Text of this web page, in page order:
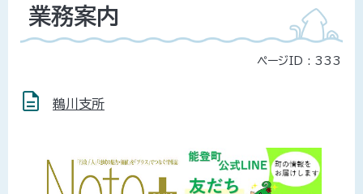
業務案内
ページID : 333
鵜川支所